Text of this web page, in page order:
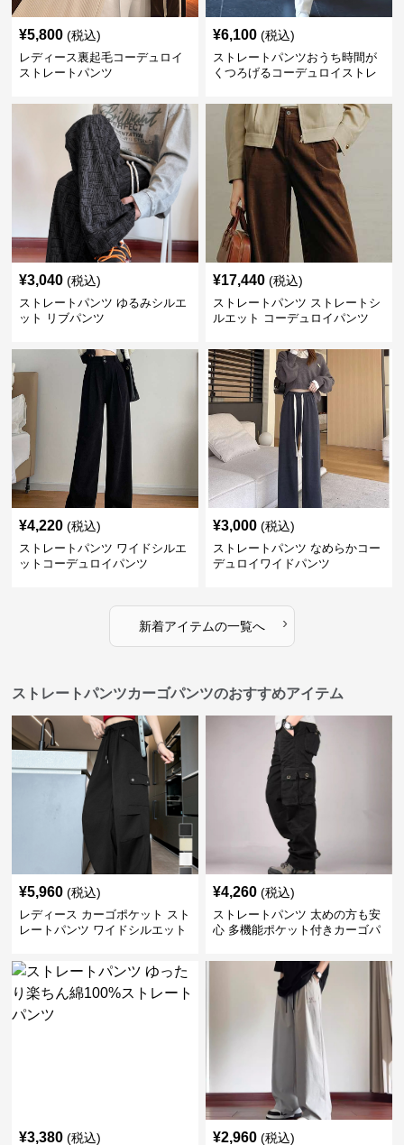
¥5,800 (税込)
レディース裏起毛コーデュロイ
ストレートパンツ
¥6,100 (税込)
ストレートパンツおうち時間が
くつろげるコーデュロイストレ
¥3,040 (税込)
ストレートパンツ ゆるみシルエ
ット リブパンツ
¥17,440 (税込)
ストレートパンツ ストレートシ
ルエット コーデュロイパンツ
¥4,220 (税込)
ストレートパンツ ワイドシルエ
ットコーデュロイパンツ
¥3,000 (税込)
ストレートパンツ なめらかコー
デュロイワイドパンツ
新着アイテムの一覧へ ›
ストレートパンツカーゴパンツのおすすめアイテム
¥5,960 (税込)
レディース カーゴポケット スト
レートパンツ ワイドシルエット
¥4,260 (税込)
ストレートパンツ 太めの方も安
心 多機能ポケット付きカーゴパ
¥3,380 (税込) ¥2,960 (税込)